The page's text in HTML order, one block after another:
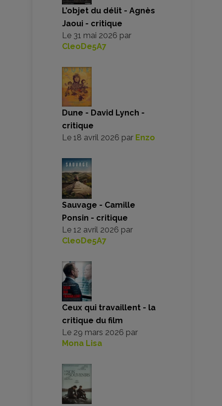
L’objet du délit - Agnès
Jaoui - critique
Le 31 mai 2026 par
CleoDe5A7
Dune - David Lynch -
critique
Le 18 avril 2026 par Enzo
Sauvage - Camille
Ponsin - critique
Le 12 avril 2026 par
CleoDe5A7
Ceux qui travaillent - la
critique du film
Le 29 mars 2026 par
Mona Lisa